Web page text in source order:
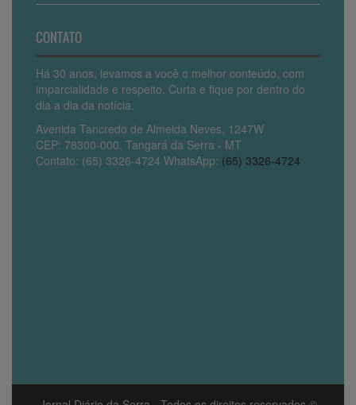
CONTATO
Há 30 anos, levamos a você o melhor conteúdo, com
imparcialidade e respeito. Curta e fique por dentro do
dia a dia da notícia.
Avenida Tancredo de Almeida Neves, 1247W
CEP: 78300-000, Tangará da Serra - MT
Contato: (65) 3326-4724 WhatsApp: (65) 3326-4724